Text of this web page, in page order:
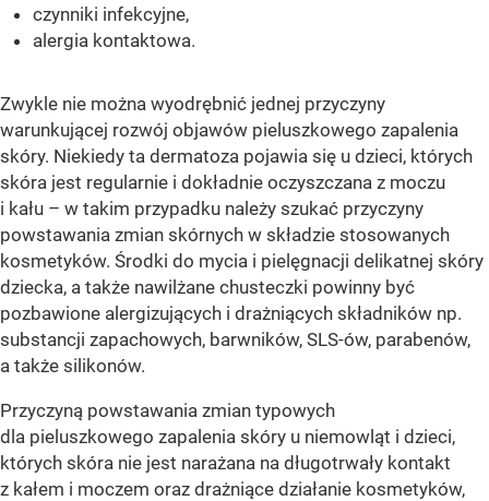
czynniki infekcyjne,
alergia kontaktowa.
Zwykle nie można wyodrębnić jednej przyczyny
warunkującej rozwój objawów pieluszkowego zapalenia
skóry. Niekiedy ta dermatoza pojawia się u dzieci, których
skóra jest regularnie i dokładnie oczyszczana z moczu
i kału – w takim przypadku należy szukać przyczyny
powstawania zmian skórnych w składzie stosowanych
kosmetyków. Środki do mycia i pielęgnacji delikatnej skóry
dziecka, a także nawilżane chusteczki powinny być
pozbawione alergizujących i drażniących składników np.
substancji zapachowych, barwników, SLS-ów, parabenów,
a także silikonów.
Przyczyną powstawania zmian typowych
dla pieluszkowego zapalenia skóry u niemowląt i dzieci,
których skóra nie jest narażana na długotrwały kontakt
z kałem i moczem oraz drażniące działanie kosmetyków,